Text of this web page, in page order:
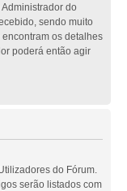
do
sendo muito
os detalhes
poderá então agir
do Fórum.
serão listados com